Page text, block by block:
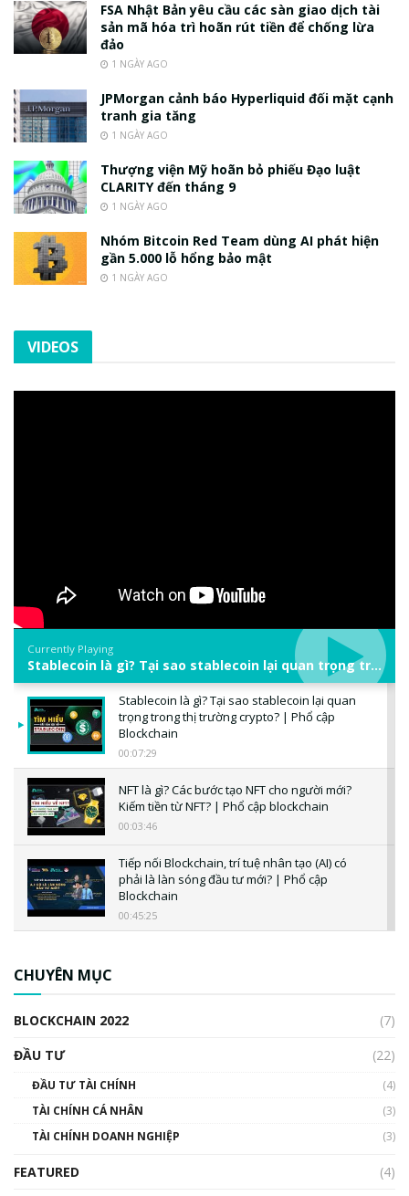
FSA Nhật Bản yêu cầu các sàn giao dịch tài
sản mã hóa trì hoãn rút tiền để chống lừa
đảo
1 NGÀY AGO
JPMorgan cảnh báo Hyperliquid đối mặt cạnh
tranh gia tăng
1 NGÀY AGO
Thượng viện Mỹ hoãn bỏ phiếu Đạo luật
CLARITY đến tháng 9
1 NGÀY AGO
Nhóm Bitcoin Red Team dùng AI phát hiện
gần 5.000 lỗ hổng bảo mật
1 NGÀY AGO
VIDEOS
Currently Playing
Stablecoin là gì? Tại sao stablecoin lại quan trọng trong thị trường crypto? | Phổ cập Blockchain
Stablecoin là gì? Tại sao stablecoin lại quan
trọng trong thị trường crypto? | Phổ cập
Blockchain
00:07:29
NFT là gì? Các bước tạo NFT cho người mới?
Kiếm tiền từ NFT? | Phổ cập blockchain
00:03:46
Tiếp nối Blockchain, trí tuệ nhân tạo (AI) có
phải là làn sóng đầu tư mới? | Phổ cập
Blockchain
00:45:25
00:02:14
Nhìn lại năm 2022: Những sự kiện ảnh hưởng
đến hệ sinh thái tiền mã hoá | Phổ cập
CHUYÊN MỤC
BLOCKCHAIN 2022
(7)
ĐẦU TƯ
(22)
ĐẦU TƯ TÀI CHÍNH
(4)
TÀI CHÍNH CÁ NHÂN
(3)
TÀI CHÍNH DOANH NGHIỆP
(3)
FEATURED
(4)